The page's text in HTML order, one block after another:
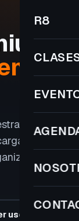
R8
en
de que
usos